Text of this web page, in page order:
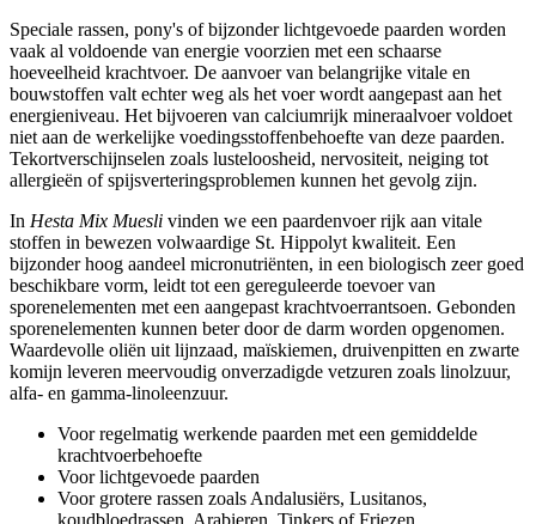
Speciale rassen, pony's of bijzonder lichtgevoede paarden worden
vaak al voldoende van energie voorzien met een schaarse
hoeveelheid krachtvoer. De aanvoer van belangrijke vitale en
bouwstoffen valt echter weg als het voer wordt aangepast aan het
energieniveau. Het bijvoeren van calciumrijk mineraalvoer voldoet
niet aan de werkelijke voedingsstoffenbehoefte van deze paarden.
Tekortverschijnselen zoals lusteloosheid, nervositeit, neiging tot
allergieën of spijsverteringsproblemen kunnen het gevolg zijn.
In Hesta Mix Muesli vinden we een paardenvoer rijk aan vitale
stoffen in bewezen volwaardige St. Hippolyt kwaliteit. Een
bijzonder hoog aandeel micronutriënten, in een biologisch zeer goed
beschikbare vorm, leidt tot een gereguleerde toevoer van
sporenelementen met een aangepast krachtvoerrantsoen. Gebonden
sporenelementen kunnen beter door de darm worden opgenomen.
Waardevolle oliën uit lijnzaad, maïskiemen, druivenpitten en zwarte
komijn leveren meervoudig onverzadigde vetzuren zoals linolzuur,
alfa- en gamma-linoleenzuur.
Voor regelmatig werkende paarden met een gemiddelde
krachtvoerbehoefte
Voor lichtgevoede paarden
Voor grotere rassen zoals Andalusiërs, Lusitanos,
koudbloedrassen, Arabieren, Tinkers of Friezen